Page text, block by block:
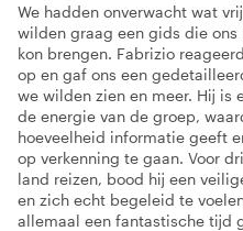
We hadden onverwacht wat
wilden graag een gids die ons
kon brengen. Fabrizio
op en gaf ons een
we wilden zien en meer. Hij is
de energie van de groep,
hoeveelheid informatie geeft
op verkenning te gaan. Voor
land reizen, bood hij een
en zich echt begeleid te
allemaal een fantastische tijd